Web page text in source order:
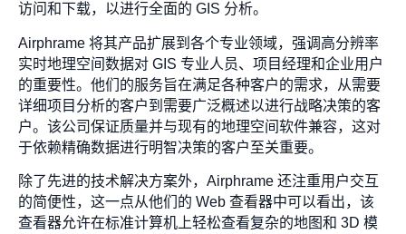
访问和下载，以进行全面的 GIS 分析。
Airphrame 将其产品扩展到各个专业领域，强调高分辨率
实时地理空间数据对 GIS 专业人员、项目经理和企业用户
的重要性。他们的服务旨在满足各种客户的需求，从需要
详细项目分析的客户到需要广泛概述以进行战略决策的客
户。该公司保证质量并与现有的地理空间软件兼容，这对
于依赖精确数据进行明智决策的客户至关重要。
除了先进的技术解决方案外，Airphrame 还注重用户交互
的简便性，这一点从他们的 Web 查看器中可以看出，该
查看器允许在标准计算机上轻松查看复杂的地图和 3D 模